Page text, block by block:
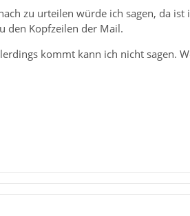
zu urteilen würde ich sagen, da
den Kopfzeilen der Mail.
kommt kann ich nicht sagen.